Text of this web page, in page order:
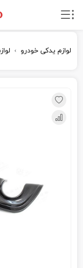
لوازم یدکی خودرو